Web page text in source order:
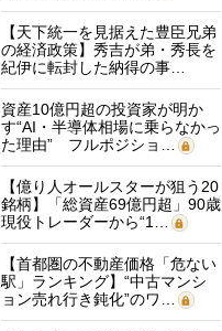
【天下統一を見据えた豊臣兄弟
の経済政策】秀吉が弟・秀長を
紀伊に転封した納得の事…
資産10億円超の投資家が明か
す“AI・半導体相場に乗らなかっ
た理由” フルポジショ…
【億り人オールスターが狙う20
銘柄】「総資産69億円超」90歳
現役トレーダーから“1…
【首都圏の不動産価格「危ない
駅」ランキング】“中古マンシ
ョン売れ行き鈍化”のワ…